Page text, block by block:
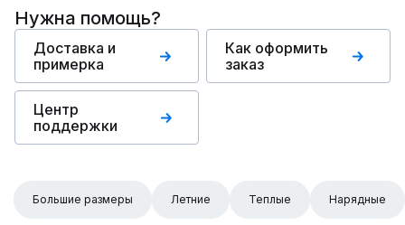
Нужна помощь?
Доставка и
примерка
Как оформить
заказ
Центр
поддержки
Большие размеры Летние Теплые Нарядные